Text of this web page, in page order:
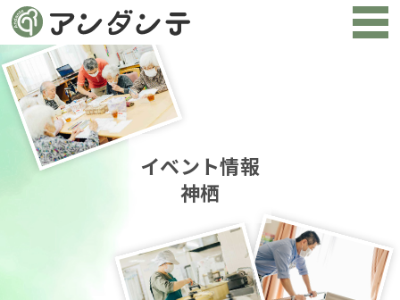
イベント情報
神栖